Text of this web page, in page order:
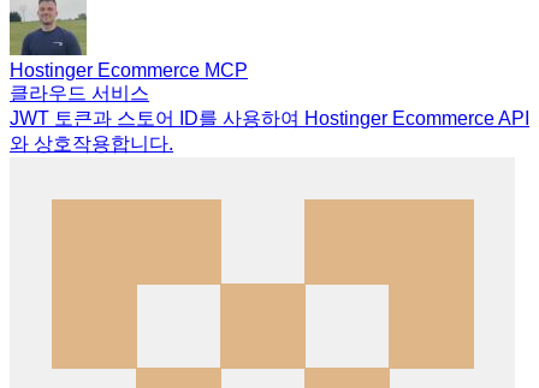
Hostinger Ecommerce MCP
클라우드 서비스
JWT 토큰과 스토어 ID를 사용하여 Hostinger Ecommerce API
와 상호작용합니다.